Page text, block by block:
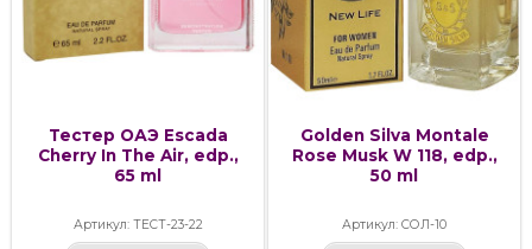
Тестер ОАЭ Escada
Cherry In The Air, edp.,
65 ml
Артикул: ТЕСТ-23-22
Golden Silva Montale
Rose Musk W 118, edp.,
50 ml
Артикул: СОЛ-10